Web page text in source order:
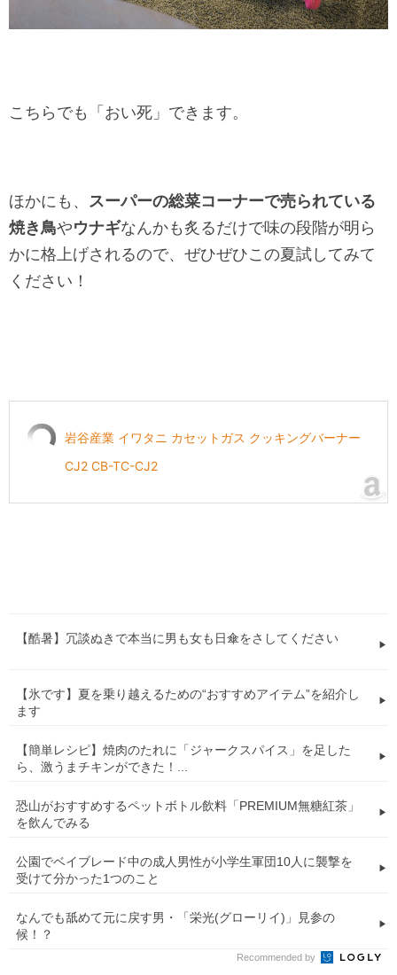
こちらでも「おい死」できます。
ほかにも、 スーパーの総菜コーナーで売られている
焼き鳥やウナギなんかも炙るだけで味の段階が明ら
かに格上げされるので、ぜひぜひこの夏試してみて
ください！
岩谷産業 イワタニ カセットガス クッキングバーナー
CJ2 CB-TC-CJ2
【酷暑】冗談ぬきで本当に男も女も日傘をさしてください
【氷です】夏を乗り越えるための“おすすめアイテム”を紹介し
ます
【簡単レシピ】焼肉のたれに「ジャークスパイス」を足した
ら、激うまチキンができた！...
恐山がおすすめするペットボトル飲料「PREMIUM無糖紅茶」
を飲んでみる
公園でベイブレード中の成人男性が小学生軍団10人に襲撃を
受けて分かった1つのこと
なんでも舐めて元に戻す男・「栄光(グローリイ)」見参の
候！？
Recommended by